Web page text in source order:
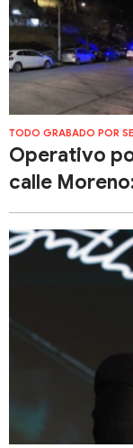
TODO GRABADO POR
Operativo
calle